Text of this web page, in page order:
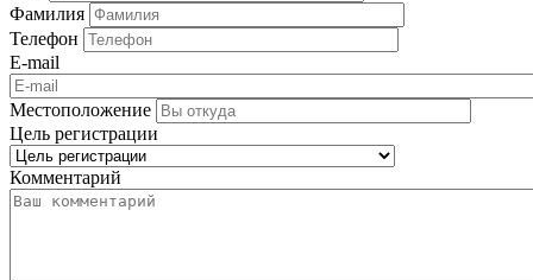
Фамилия
Телефон
E-mail
Местоположение
Цель регистрации
Комментарий